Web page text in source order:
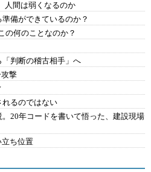
人間は弱くなるのか
備ができているのか？
の何のことなのか？
判断の稽古相手」へ
撃
れるのではない
。20年コードを書いて悟った、建設現場
ち位置